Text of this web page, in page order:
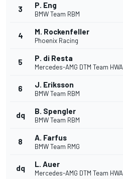
3 P. Eng
BMW Team RBM
4 M. Rockenfeller
Phoenix Racing
5 P. di Resta
Mercedes-AMG DTM Team HWA
6 J. Eriksson
BMW Team RBM
dq B. Spengler
BMW Team RBM
8 A. Farfus
BMW Team RMG
dq L. Auer
Mercedes-AMG DTM Team HWA